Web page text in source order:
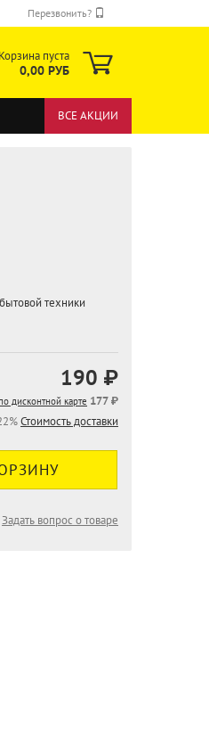
Перезвонить?
Корзина пуста
0,00 РУБ
ВСЕ АКЦИИ
техники
190 ₽
дисконтной карте 177 ₽
Стоимость доставки
Задать вопрос о товаре